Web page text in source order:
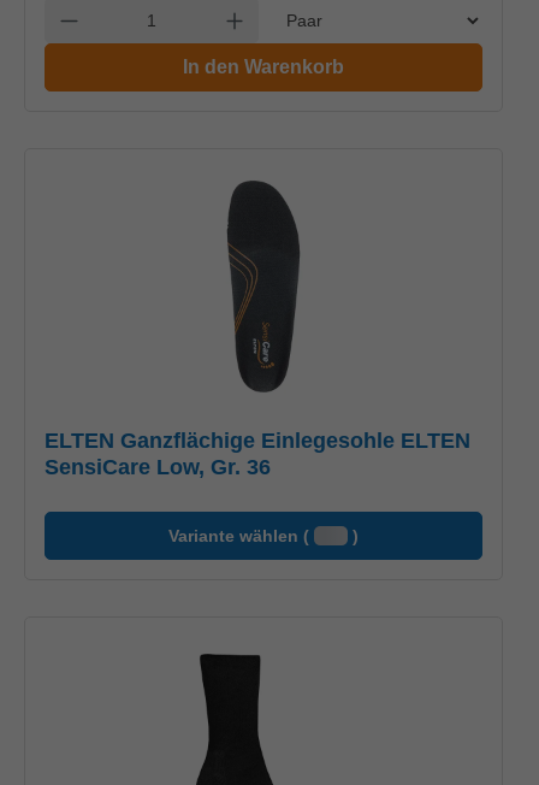
Anzahl verringern Anzahl erhöhen
In den Warenkorb
ELTEN Ganzflächige Einlegesohle ELTEN
SensiCare Low, Gr. 36
Variante wählen ( )